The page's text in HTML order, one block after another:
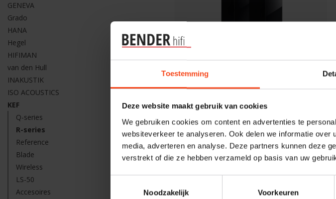
Toestemming
Deze website maakt gebruik van cookies
We gebruiken cookies om content en advertenties te
websiteverkeer te analyseren. Ook delen we informatie
media, adverteren en analyse. Deze partners kunnen deze
verstrekt of die ze hebben verzameld op basis van uw
Noodzakelijk
Voorkeuren
GENEVA
Grado
HANA
Hegel
HIFIMAN
van den Hull
INAKUSTIK
ISO ACOUSTICS
KEF
Q-series
R-series
Reference
Blade
Wireless
LS-50
Accesoires
Kef R7 Meta
€5.250,00 Niet op voorraad